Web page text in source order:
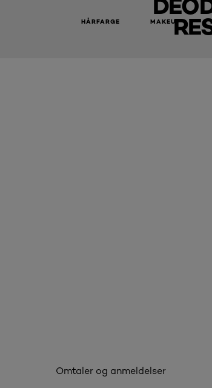
HÅRFARGE MAKEUP
Omtaler og anmeldelser